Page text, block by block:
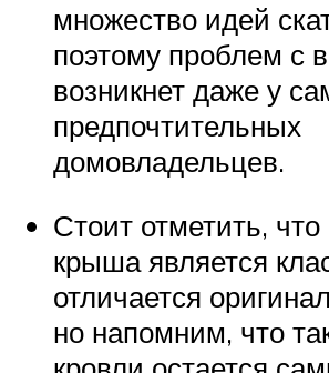
множество идей
поэтому проблем с
возникнет даже у
предпочтительных
домовладельцев.
Стоит отметить, что
крыша является
отличается
но напомним, что